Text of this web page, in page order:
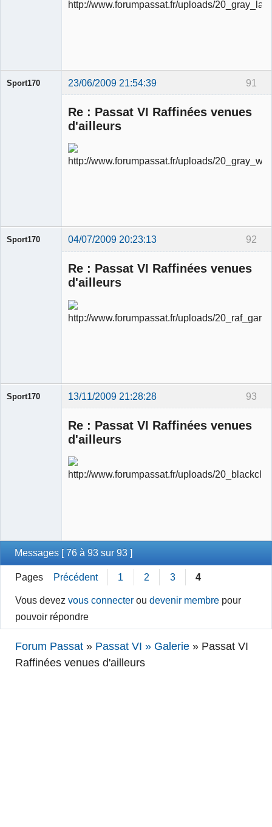
91
Sport170 23/06/2009 21:54:39
Re : Passat VI Raffinées venues
d'ailleurs
92
Sport170 04/07/2009 20:23:13
Re : Passat VI Raffinées venues
d'ailleurs
93
Sport170 13/11/2009 21:28:28
Re : Passat VI Raffinées venues
d'ailleurs
Messages [ 76 à 93 sur 93 ]
Pages Précédent 1 2 3 4
Vous devezvous connecter oudevenir membre pour
pouvoir répondre
Forum Passat » Passat VI » Galerie » Passat VI
Raffinées venues d'ailleurs